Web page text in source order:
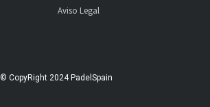
Aviso Legal
© CopyRight 2024 PadelSpain